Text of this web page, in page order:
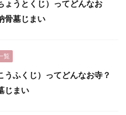
ょうとくじ）ってどんなお
骨墓じまい
覧
うふくじ）ってどんなお寺？
じまい